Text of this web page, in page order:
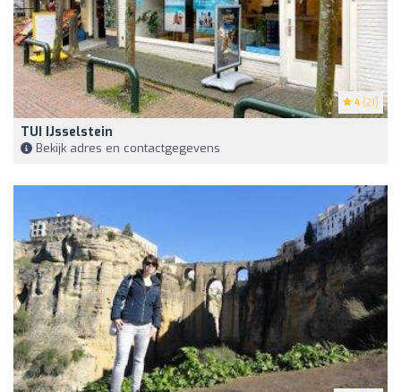
4 (21)
TUI IJsselstein
Bekijk adres en contactgegevens